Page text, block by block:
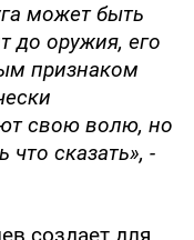
может быть
до оружия, его
признаком
свою волю, но
что сказать», -